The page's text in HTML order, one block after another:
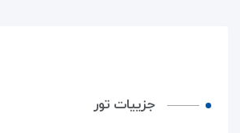
جزییات تور